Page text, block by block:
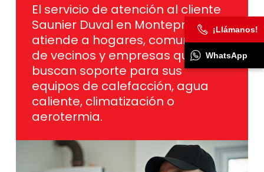
El servicio de atención al cliente
Saunier Duval en Monteprincipe
atiende a hogares, comunidades
de vecinos y empresas que
buscan soporte para sus
equipos de calefacción, agua
caliente, climatización o
aerotermia.
¡Llámanos!
WhatsApp